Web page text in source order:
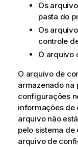
Os
pasta do
Os
controle
O arquivo
O arquivo de
armazenado na
configurações
informações de
arquivo não
pelo sistema de
arquivo de